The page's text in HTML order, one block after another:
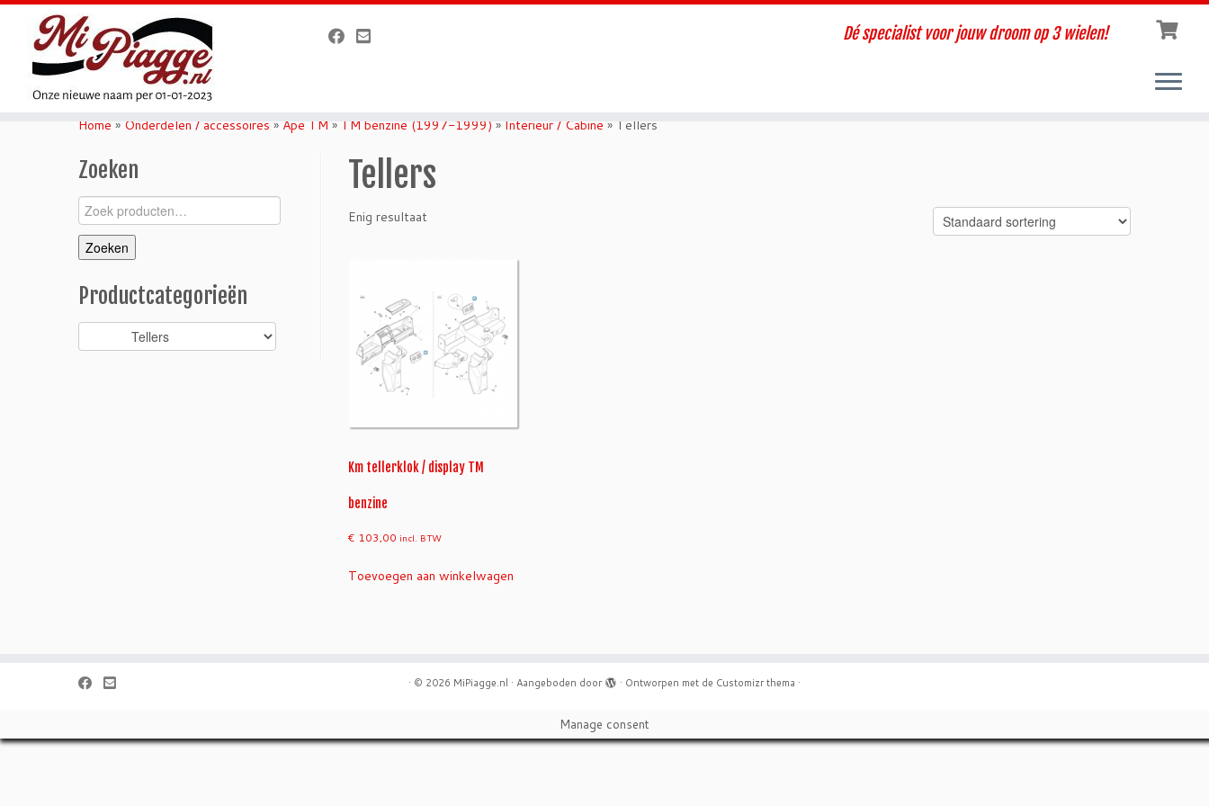
Dé specialist voor jouw droom op 3 wielen!
Home » Onderdelen / accessoires » Ape TM » TM benzine (1997-1999) » Interieur / Cabine » Tellers
Zoeken
Zoeken
naar:
Zoeken
Productcategorieën
Tellers
Enig resultaat
Km tellerklok / display TM
benzine
€ 103,00 incl. BTW
Toevoegen aan winkelwagen
· © 2026 MiPiagge.nl · Aangeboden door · Ontworpen met de Customizr thema ·
Manage consent